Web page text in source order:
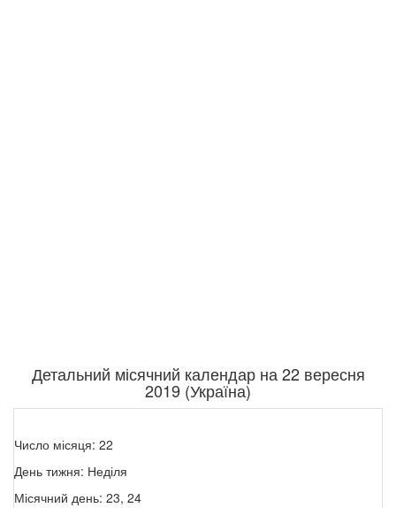
Детальний місячний календар на 22 вересня
2019 (Україна)
Число місяця: 22
День тижня: Неділя
Місячний день: 23, 24